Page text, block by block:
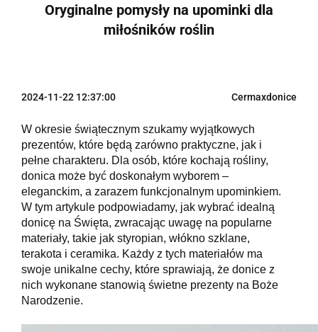
Oryginalne pomysły na upominki dla
miłośników roślin
2024-11-22 12:37:00 Cermaxdonice
W okresie świątecznym szukamy wyjątkowych
prezentów, które będą zarówno praktyczne, jak i
pełne charakteru. Dla osób, które kochają rośliny,
donica może być doskonałym wyborem –
eleganckim, a zarazem funkcjonalnym upominkiem.
W tym artykule podpowiadamy, jak wybrać idealną
donicę na Święta, zwracając uwagę na popularne
materiały, takie jak styropian, włókno szklane,
terakota i ceramika. Każdy z tych materiałów ma
swoje unikalne cechy, które sprawiają, że donice z
nich wykonane stanowią świetne prezenty na Boże
Narodzenie.